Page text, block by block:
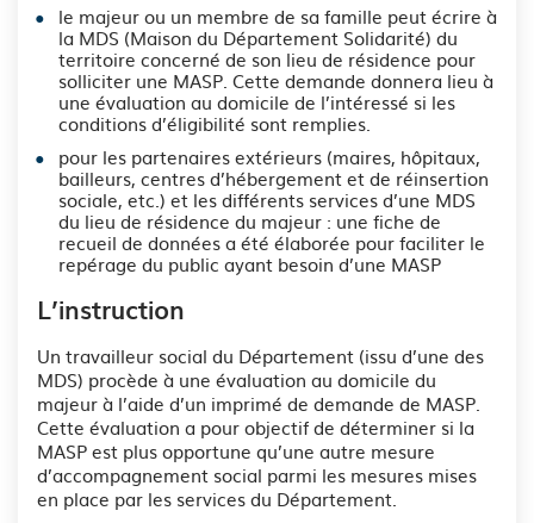
le majeur ou un membre de sa famille peut écrire à
la MDS (Maison du Département Solidarité) du
territoire concerné de son lieu de résidence pour
solliciter une MASP. Cette demande donnera lieu à
une évaluation au domicile de l’intéressé si les
conditions d’éligibilité sont remplies.
pour les partenaires extérieurs (maires, hôpitaux,
bailleurs, centres d’hébergement et de réinsertion
sociale, etc.) et les différents services d’une MDS
du lieu de résidence du majeur : une fiche de
recueil de données a été élaborée pour faciliter le
repérage du public ayant besoin d’une MASP
L’instruction
Un travailleur social du Département (issu d’une des
MDS) procède à une évaluation au domicile du
majeur à l’aide d’un imprimé de demande de MASP.
Cette évaluation a pour objectif de déterminer si la
MASP est plus opportune qu’une autre mesure
d’accompagnement social parmi les mesures mises
en place par les services du Département.